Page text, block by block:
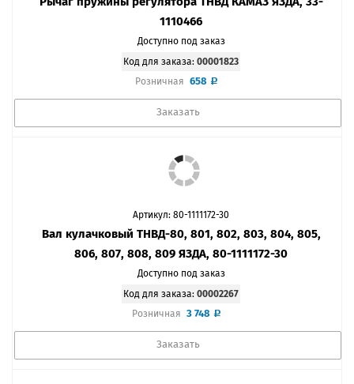
1110466
Доступно под заказ
Код для заказа: 00001823
Розничная 658
Заказать
Артикул: 80-1111172-30
Вал кулачковый ТНВД-80, 801, 802, 803, 804, 805,
806, 807, 808, 809 ЯЗДА, 80-1111172-30
Доступно под заказ
Код для заказа: 00002267
Розничная 3 748
Заказать